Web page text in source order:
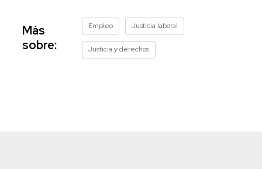
Más
sobre:
Empleo Justicia laboral
Justicia y derechos